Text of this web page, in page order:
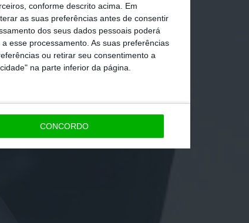
conforme descrito acima. Em
as suas preferências antes de consentir
dos seus dados pessoais poderá
esse processamento. As suas preferências
ou retirar seu consentimento a
na parte inferior da página.
CONCORDO